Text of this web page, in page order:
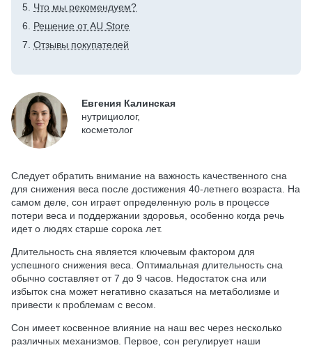
Что мы рекомендуем?
Решение от AU Store
Отзывы покупателей
Евгения Калинская
нутрициолог,
косметолог
Следует обратить внимание на важность качественного сна
для снижения веса после достижения 40-летнего возраста. На
самом деле, сон играет определенную роль в процессе
потери веса и поддержании здоровья, особенно когда речь
идет о людях старше сорока лет.
Длительность сна является ключевым фактором для
успешного снижения веса. Оптимальная длительность сна
обычно составляет от 7 до 9 часов. Недостаток сна или
избыток сна может негативно сказаться на метаболизме и
привести к проблемам с весом.
Сон имеет косвенное влияние на наш вес через несколько
различных механизмов. Первое, сон регулирует наши